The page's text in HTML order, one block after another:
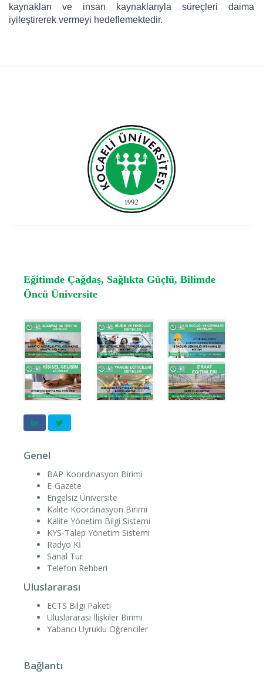
kaynakları ve insan kaynaklarıyla süreçleri daima
iyileştirerek vermeyi hedeflemektedir.
Eğitimde Çağdaş, Sağlıkta Güçlü, Bilimde
Öncü Üniversite
Genel
BAP Koordinasyon Birimi
E-Gazete
Engelsiz Üniversite
Kalite Koordinasyon Birimi
Kalite Yönetim Bilgi Sistemi
KYS-Talep Yönetim Sistemi
Radyo Kİ
Sanal Tur
Telefon Rehberi
Uluslararası
ECTS Bilgi Paketi
Uluslararası İlişkiler Birimi
Yabancı Uyruklu Öğrenciler
Bağlantı